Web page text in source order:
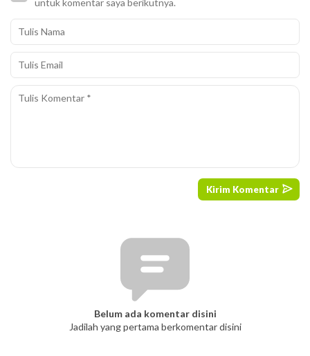
untuk komentar saya berikutnya.
Belum ada komentar disini
Jadilah yang pertama berkomentar disini